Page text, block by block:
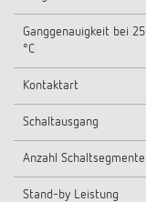
Ganggenauigkeit bei 25
°C
Kontaktart
Schaltausgang
Anzahl Schaltsegmente
Stand-by Leistung